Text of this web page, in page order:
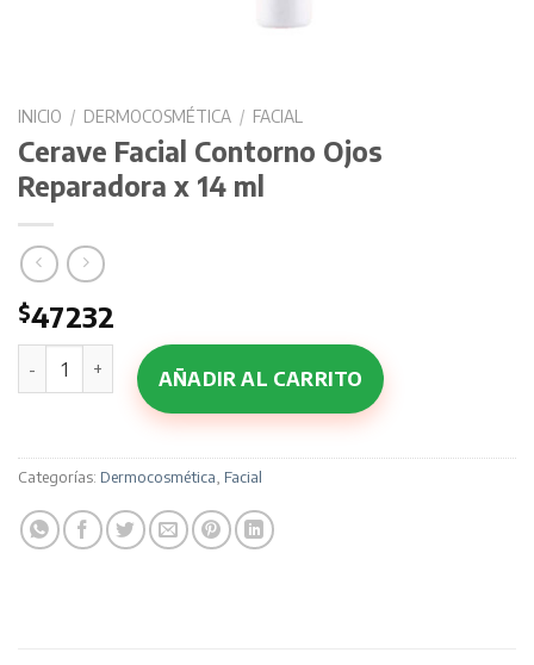
INICIO / DERMOCOSMÉTICA / FACIAL
Cerave Facial Contorno Ojos
Reparadora x 14 ml
$47232
Cerave Facial Contorno Ojos Reparadora x 14 ml cantidad
AÑADIR AL CARRITO
Categorías: Dermocosmética, Facial